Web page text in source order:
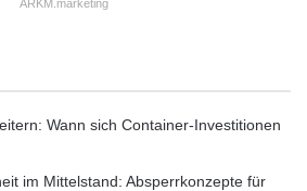
ARKM.marketing
Wann sich Container-Investitionen
im Mittelstand: Absperrkonzepte für